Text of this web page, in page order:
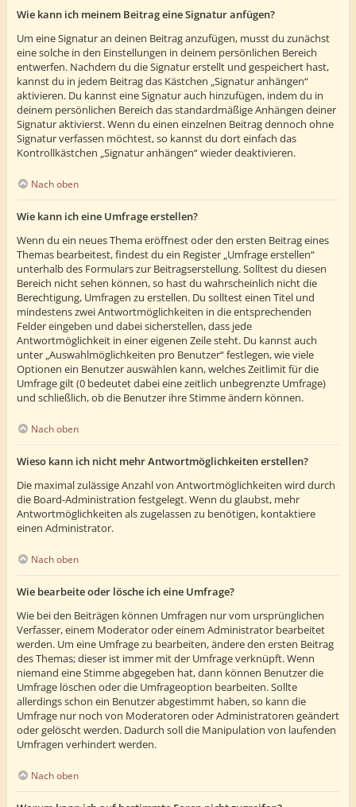
Wie kann ich meinem Beitrag eine Signatur anfügen?
Um eine Signatur an deinen Beitrag anzufügen, musst du zunächst
eine solche in den Einstellungen in deinem persönlichen Bereich
entwerfen. Nachdem du die Signatur erstellt und gespeichert hast,
kannst du in jedem Beitrag das Kästchen „Signatur anhängen“
aktivieren. Du kannst eine Signatur auch hinzufügen, indem du in
deinem persönlichen Bereich das standardmäßige Anhängen deiner
Signatur aktivierst. Wenn du einen einzelnen Beitrag dennoch ohne
Signatur verfassen möchtest, so kannst du dort einfach das
Kontrollkästchen „Signatur anhängen“ wieder deaktivieren.
Nach oben
Wie kann ich eine Umfrage erstellen?
Wenn du ein neues Thema eröffnest oder den ersten Beitrag eines
Themas bearbeitest, findest du ein Register „Umfrage erstellen“
unterhalb des Formulars zur Beitragserstellung. Solltest du diesen
Bereich nicht sehen können, so hast du wahrscheinlich nicht die
Berechtigung, Umfragen zu erstellen. Du solltest einen Titel und
mindestens zwei Antwortmöglichkeiten in die entsprechenden
Felder eingeben und dabei sicherstellen, dass jede
Antwortmöglichkeit in einer eigenen Zeile steht. Du kannst auch
unter „Auswahlmöglichkeiten pro Benutzer“ festlegen, wie viele
Optionen ein Benutzer auswählen kann, welches Zeitlimit für die
Umfrage gilt (0 bedeutet dabei eine zeitlich unbegrenzte Umfrage)
und schließlich, ob die Benutzer ihre Stimme ändern können.
Nach oben
Wieso kann ich nicht mehr Antwortmöglichkeiten erstellen?
Die maximal zulässige Anzahl von Antwortmöglichkeiten wird durch
die Board-Administration festgelegt. Wenn du glaubst, mehr
Antwortmöglichkeiten als zugelassen zu benötigen, kontaktiere
einen Administrator.
Nach oben
Wie bearbeite oder lösche ich eine Umfrage?
Wie bei den Beiträgen können Umfragen nur vom ursprünglichen
Verfasser, einem Moderator oder einem Administrator bearbeitet
werden. Um eine Umfrage zu bearbeiten, ändere den ersten Beitrag
des Themas; dieser ist immer mit der Umfrage verknüpft. Wenn
niemand eine Stimme abgegeben hat, dann können Benutzer die
Umfrage löschen oder die Umfrageoption bearbeiten. Sollte
allerdings schon ein Benutzer abgestimmt haben, so kann die
Umfrage nur noch von Moderatoren oder Administratoren geändert
oder gelöscht werden. Dadurch soll die Manipulation von laufenden
Umfragen verhindert werden.
Nach oben